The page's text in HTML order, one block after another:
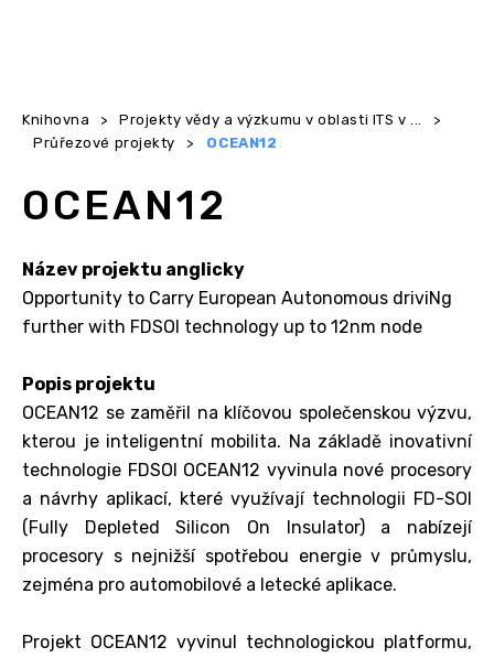
Knihovna > Projekty vědy a výzkumu v oblasti ITS v ...
>
Průřezové projekty
> OCEAN12
OCEAN12
Název projektu anglicky
Opportunity to Carry European Autonomous driviNg
further with FDSOI technology up to 12nm node
Popis projektu
OCEAN12 se zaměřil na klíčovou společenskou výzvu,
kterou je inteligentní mobilita. Na základě inovativní
technologie FDSOI OCEAN12 vyvinula nové procesory
a návrhy aplikací, které využívají technologii FD-SOI
(Fully Depleted Silicon On Insulator) a nabízejí
procesory s nejnižší spotřebou energie v průmyslu,
zejména pro automobilové a letecké aplikace.
Projekt OCEAN12 vyvinul technologickou platformu,